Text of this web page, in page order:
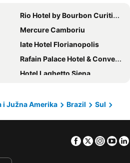
Rio Hotel by Bourbon Curitiba Aeroporto
Mercure Camboriu
Iate Hotel Florianopolis
Rafain Palace Hotel & Convention Center
Hotel Laghetto Siena
Dallas Hotel
i Južna Amerika Brazil
Sul
Facebook
Twitter